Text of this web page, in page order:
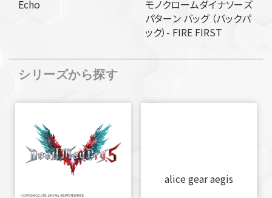
Echo
モノクロームダイナソーズ
パターン バッグ （バックパ
ック）- FIRE FIRST
シリーズから探す
alice gear aegis